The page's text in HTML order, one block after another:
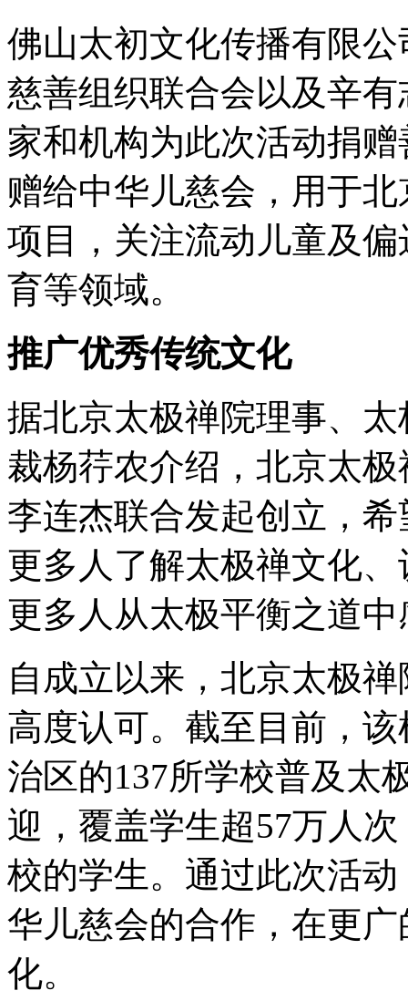
佛山太初文化传播有限
慈善组织联合会以及辛
家和机构为此次活动捐
赠给中华儿慈会，用于
项目，关注流动儿童及
育等领域。
推广优秀传统文化
据北京太极禅院理事、
裁杨荇农介绍，北京太
李连杰联合发起创立，
更多人了解太极禅文化
更多人从太极平衡之道
自成立以来，北京太极
高度认可。截至目前，
治区的137所学校普及太
迎，覆盖学生超57万人
校的学生。通过此次活
华儿慈会的合作，在更
化。